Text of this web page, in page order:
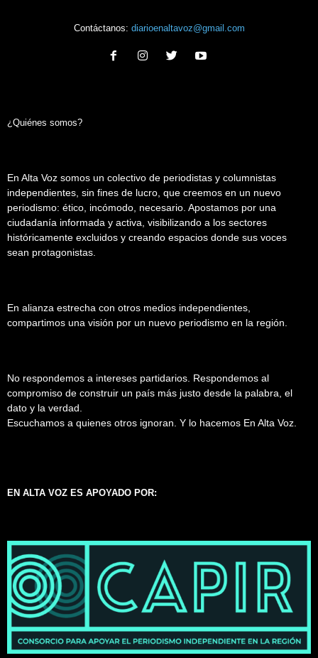
Contáctanos: diarioenaltavoz@gmail.com
¿Quiénes somos?
En Alta Voz somos un colectivo de periodistas y columnistas
independientes, sin fines de lucro, que creemos en un nuevo
periodismo: ético, incómodo, necesario. Apostamos por una
ciudadanía informada y activa, visibilizando a los sectores
históricamente excluidos y creando espacios donde sus voces
sean protagonistas.
En alianza estrecha con otros medios independientes,
compartimos una visión por un nuevo periodismo en la región.
No respondemos a intereses partidarios. Respondemos al
compromiso de construir un país más justo desde la palabra, el
dato y la verdad.
Escuchamos a quienes otros ignoran. Y lo hacemos En Alta Voz.
EN ALTA VOZ ES APOYADO POR: